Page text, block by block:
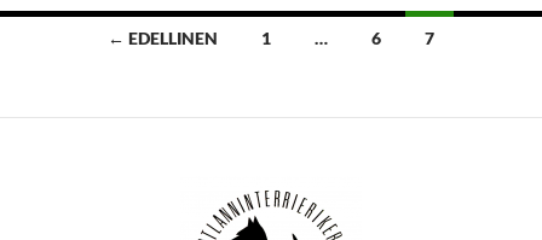
Artikkelien← EDELLINEN 1 … 6 7